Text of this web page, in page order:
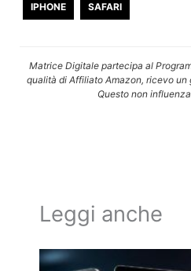
IPHONE SAFARI
Matrice Digitale partecipa al
qualità di Affiliato Amazon, ricevo
Questo non
Leggi anche